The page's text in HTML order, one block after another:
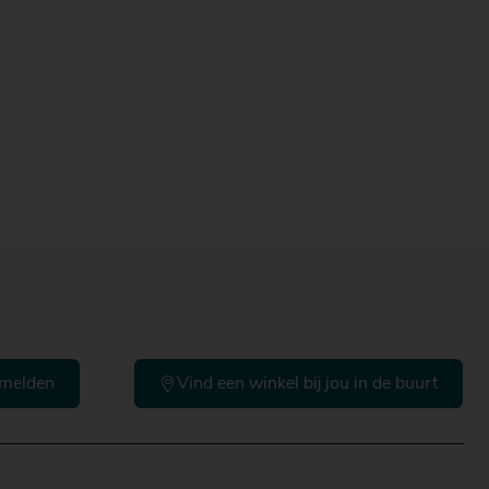
Vind een winkel bij jou in de buurt